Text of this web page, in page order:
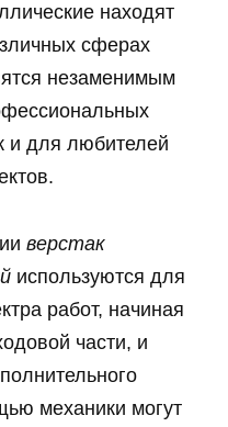
находят
сферах
незаменимым
и для любителей
верстак
используются для
работ, начиная
части, и
механики могут